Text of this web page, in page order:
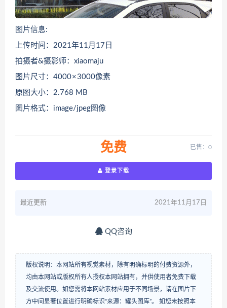
图片信息:
上传时间：2021年11月17日
拍摄者&摄影师：xiaomaju
图片尺寸：4000 × 3000像素
原图大小：2.768 MB
图片格式：image/jpeg图像
免费 已售：0
登录下载
最近更新 2021年11月17日
QQ咨询
版权说明：本网站所有视觉素材，除有明确标明的付费资源外，
均由本网站或版权所有人授权本网站拥有，并供使用者免费下载
及交流使用。如您需将本网站素材应用于不同场景，请在图片下
方中间显著位置进行明确标识“来源：罐头图库”。 如您未按照本